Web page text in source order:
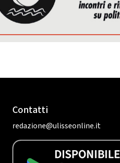
Contatti
redazione@ulisseonline.it